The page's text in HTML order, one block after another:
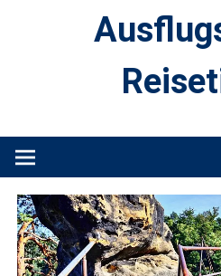
Produkttests und